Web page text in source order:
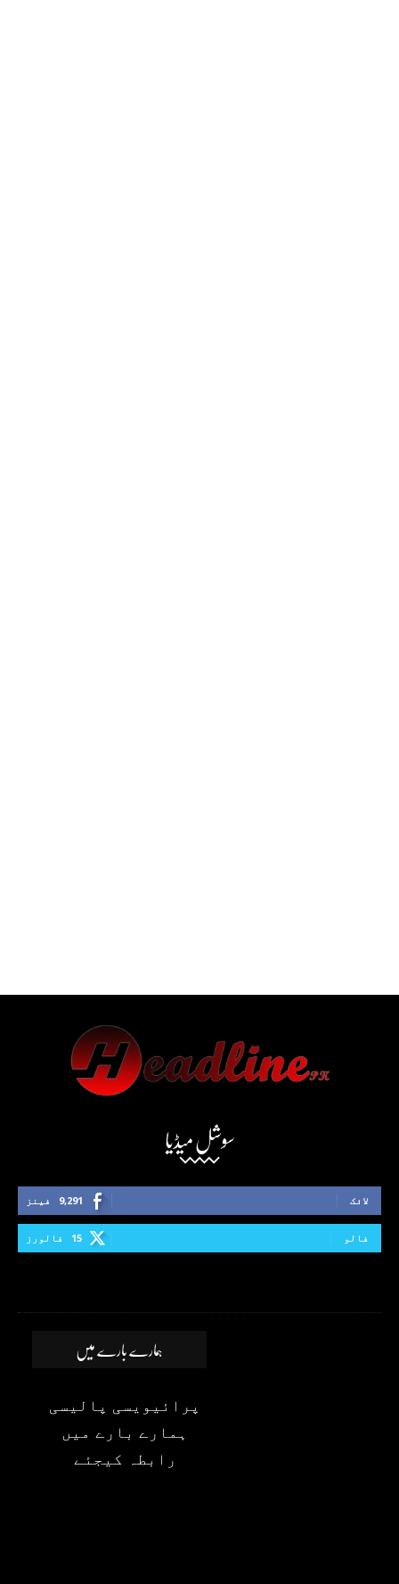
سوشل میڈیا
9,291 فینز لائک
15 فالورز فالو
ہمارے بارے میں
پرائیویسی پالیسی
ہمارے بارے میں
رابطہ کیجئے